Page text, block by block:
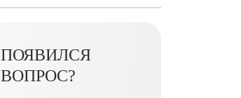
ПОЯВИЛСЯ
ВОПРОС?